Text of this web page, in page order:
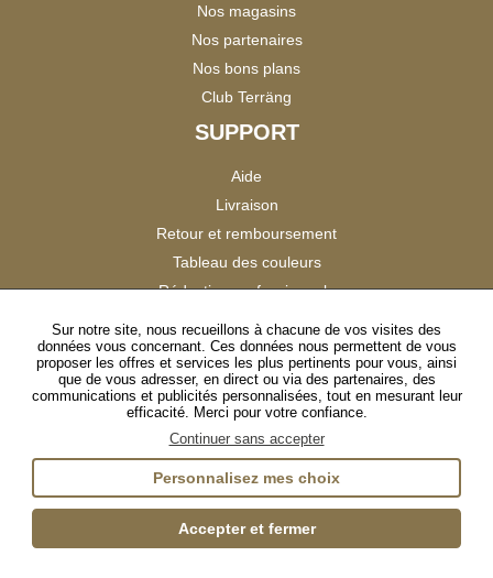
Nos magasins
Nos partenaires
Nos bons plans
Club Terräng
SUPPORT
Aide
Livraison
Retour et remboursement
Tableau des couleurs
Réduction professionnels
Satisfaction Clients
SUIVEZ-NOUS
InstagramTikTokFacebookYouTubeLinkedIn
Sur notre site, nous recueillons à chacune de vos visites des
données vous concernant. Ces données nous permettent de vous
proposer les offres et services les plus pertinents pour vous, ainsi
que de vous adresser, en direct ou via des partenaires, des
communications et publicités personnalisées, tout en mesurant leur
efficacité. Merci pour votre confiance.
Continuer sans accepter
Personnalisez mes choix
Accepter et fermer